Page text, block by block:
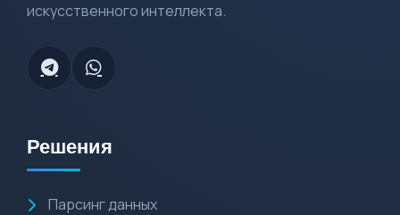
искусственного интеллекта.
Решения
Парсинг данных